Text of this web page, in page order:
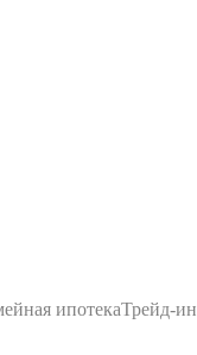
ипотекаТрейд-ин